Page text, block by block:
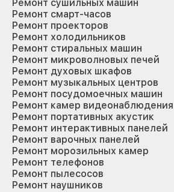
Ремонт сушильных машин
Ремонт смарт-часов
Ремонт проекторов
Ремонт холодильников
Ремонт стиральных машин
Ремонт микроволновых печей
Ремонт духовых шкафов
Ремонт музыкальных центров
Ремонт посудомоечных машин
Ремонт камер видеонаблюдения
Ремонт портативных акустик
Ремонт интерактивных панелей
Ремонт варочных панелей
Ремонт морозильных камер
Ремонт телефонов
Ремонт пылесосов
Ремонт наушников